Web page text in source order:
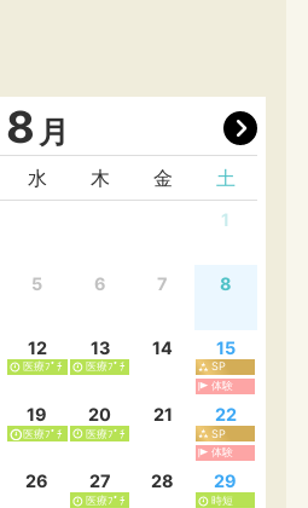
8 月
水 木 金 土
1
5 6 7 8
12
医療ﾌﾟﾁ
13
医療ﾌﾟﾁ
14 15
SP
体験
19
医療ﾌﾟﾁ
20
医療ﾌﾟﾁ
21 22
SP
体験
26 27
医療ﾌﾟﾁ
28 29
時短